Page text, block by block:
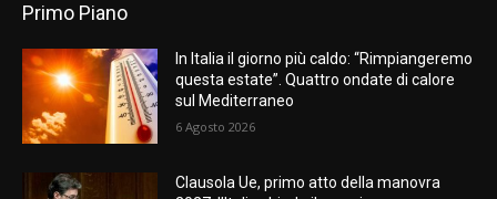
Primo Piano
In Italia il giorno più caldo: “Rimpiangeremo
questa estate”. Quattro ondate di calore
sul Mediterraneo
6 Agosto 2026
Clausola Ue, primo atto della manovra